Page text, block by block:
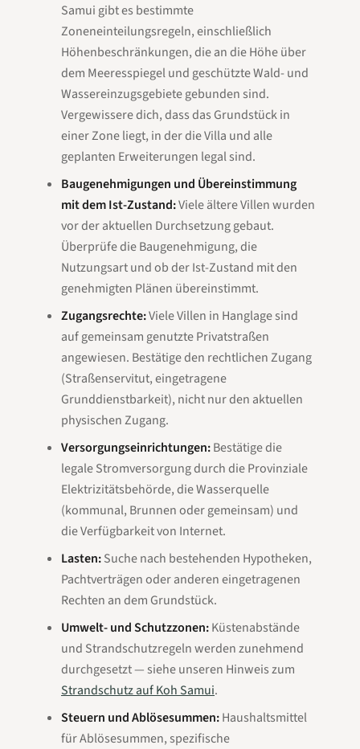
Samui gibt es bestimmte
Zoneneinteilungsregeln, einschließlich
Höhenbeschränkungen, die an die Höhe über
dem Meeresspiegel und geschützte Wald- und
Wassereinzugsgebiete gebunden sind.
Vergewissere dich, dass das Grundstück in
einer Zone liegt, in der die Villa und alle
geplanten Erweiterungen legal sind.
Baugenehmigungen und Übereinstimmung
mit dem Ist-Zustand:Viele ältere Villen wurden
vor der aktuellen Durchsetzung gebaut.
Überprüfe die Baugenehmigung, die
Nutzungsart und ob der Ist-Zustand mit den
genehmigten Plänen übereinstimmt.
Zugangsrechte:Viele Villen in Hanglage sind
auf gemeinsam genutzte Privatstraßen
angewiesen. Bestätige den rechtlichen Zugang
(Straßenservitut, eingetragene
Grunddienstbarkeit), nicht nur den aktuellen
physischen Zugang.
Versorgungseinrichtungen:Bestätige die
legale Stromversorgung durch die Provinziale
Elektrizitätsbehörde, die Wasserquelle
(kommunal, Brunnen oder gemeinsam) und
die Verfügbarkeit von Internet.
Lasten:Suche nach bestehenden Hypotheken,
Pachtverträgen oder anderen eingetragenen
Rechten an dem Grundstück.
Umwelt- und Schutzzonen:Küstenabstände
und Strandschutzregeln werden zunehmend
durchgesetzt — siehe unseren Hinweis zum
Strandschutz auf Koh Samui.
Steuern und Ablösesummen:Haushaltsmittel
für Ablösesummen, spezifische